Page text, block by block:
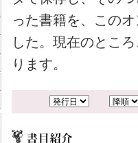
った書籍を、この
した。現在のとこ
ります。